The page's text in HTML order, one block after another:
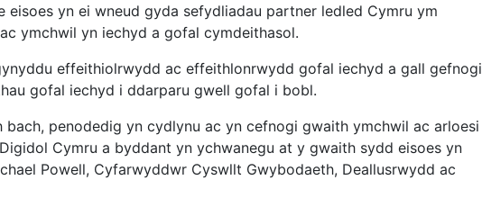
eisoes yn ei wneud gyda sefydliadau partner ledled Cymru ym
ymchwil yn iechyd a gofal cymdeithasol.
effeithiolrwydd ac effeithlonrwydd gofal iechyd a gall gefnogi
gofal iechyd i ddarparu gwell gofal i bobl.
penodedig yn cydlynu ac yn cefnogi gwaith ymchwil ac arloesi
Cymru a byddant yn ychwanegu at y gwaith sydd eisoes yn
Powell, Cyfarwyddwr Cyswllt Gwybodaeth, Deallusrwydd ac